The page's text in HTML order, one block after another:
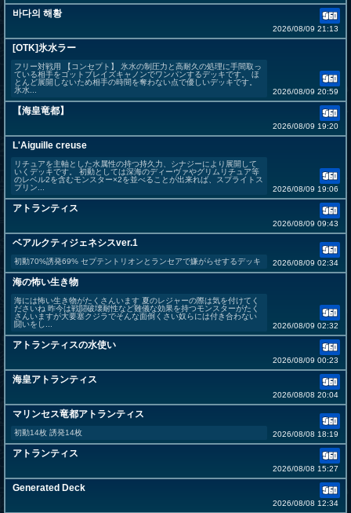
바다의 해황
2026/08/09 21:13
[OTK]氷水ラー
フリー対戦用 【コンセプト】 氷水の制圧力と高耐久の処理に手間取っ
ている相手をゴットブレイズキャノンでワンパンするデッキです。 ほ
とんど展開しないため相手の時間を奪わない点で優しいデッキです。
氷水...
2026/08/09 20:59
【海皇竜都】
2026/08/09 19:20
L'Aiguille creuse
リチュアを主軸とした水属性の持つ持久力、シナジーにより展開して
いくデッキです。 初動としては深海のディーヴァやグリムリチュア等
のレベル2を含むモンスター×2を並べることが出来れば、スプライトス
プリン...
2026/08/09 19:06
アトランティス
2026/08/09 09:43
ベアルクティジェネシスver.1
初動70%誘発69% セプテントリオンとランセアで嫌がらせするデッキ 2026/08/09 02:34
海の怖い生き物
海には怖い生き物がたくさんいます 夏のレジャーの際は気を付けてく
ださいね 昨今は戦闘破壊耐性など難儀な効果を持つモンスターがたく
さんいますが大要塞クジラでそんな面倒くさい奴らには付き合わない
闘いをし...
2026/08/09 02:32
アトランティスの水使い
2026/08/09 00:23
海皇アトランティス
2026/08/08 20:04
マリンセス竜都アトランティス
初動14枚 誘発14枚 2026/08/08 18:19
アトランティス
2026/08/08 15:27
Generated Deck
2026/08/08 12:34